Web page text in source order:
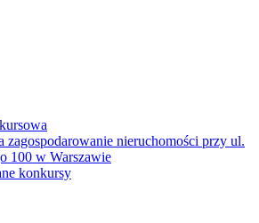
zagospodarowanie nieruchomości przy ul.
100 w Warszawie
konkursy